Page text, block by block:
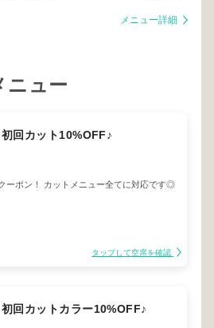
メニュー詳細
ニュー
回カット10%OFF♪
ーポン！ カットメニュー全てに対応です◎
タップして空席を確認
回カットカラー10%OFF♪